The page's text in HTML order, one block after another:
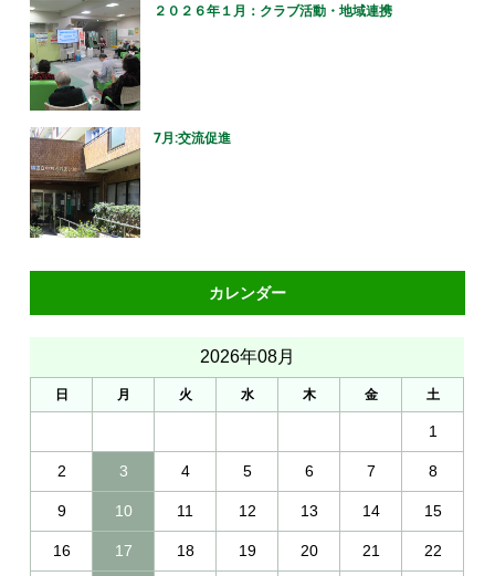
２０２６年１月：クラブ活動・地域連携
7月:交流促進
カレンダー
2026年08月
日 月 火 水 木 金 土
1
2 3 4 5 6 7 8
9 10 11 12 13 14 15
16 17 18 19 20 21 22